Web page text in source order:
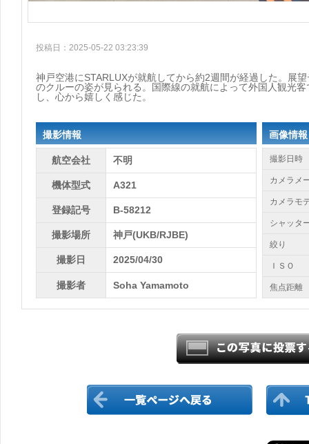
投稿日：2025-05-22 03:23:39
神戸空港にSTARLUXが就航してから約2週間が経過した。展
のクルーの姿が見られる。国際線の就航によって外国人観光
し、心から嬉しく感じた。
撮影情報
航空会社 不明
機体型式 A321
登録記号 B-58212
撮影場所 神戸(UKB/RJBE)
撮影日 2025/04/30
撮影者 Soha Yamamoto
画像情報
撮影日時
カメラメ
カメラモ
シャッタ
絞り
ＩＳＯ
焦点距離